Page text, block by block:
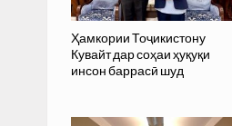
Ҳамкории Тоҷикистону
Кувайт дар соҳаи ҳуқуқи
инсон баррасӣ шуд